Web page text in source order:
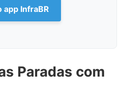
app InfraBR
Paradas com